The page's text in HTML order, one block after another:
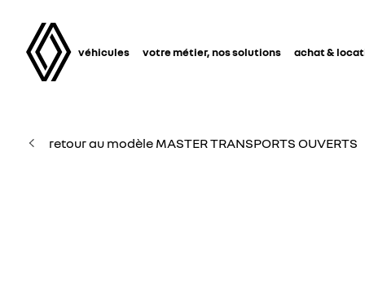
véhicules votre métier, nos solutions achat &
retour au modèle MASTER TRANSPORTS OUVERTS